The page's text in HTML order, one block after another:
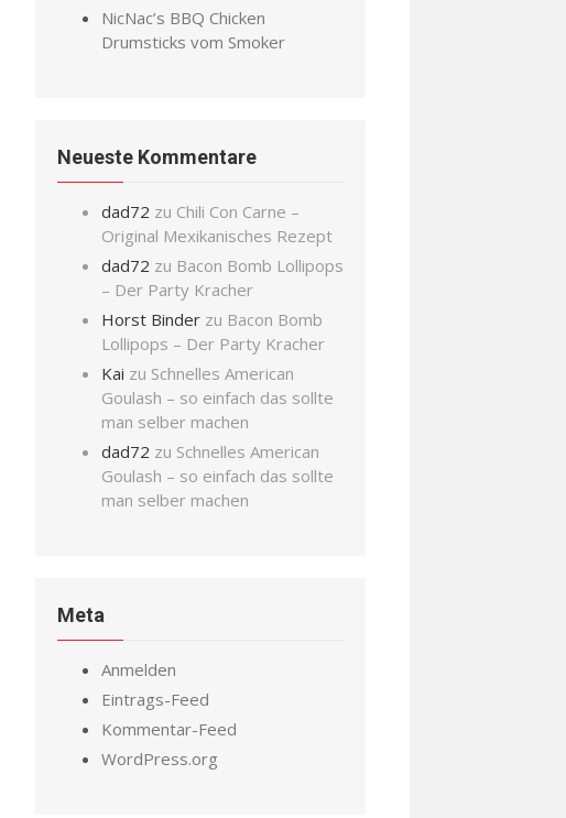
NicNac’s BBQ Chicken
Drumsticks vom Smoker
Neueste Kommentare
dad72 zu Chili Con Carne –
Original Mexikanisches Rezept
dad72 zu Bacon Bomb Lollipops
– Der Party Kracher
Horst Binder zu Bacon Bomb
Lollipops – Der Party Kracher
Kai zu Schnelles American
Goulash – so einfach das sollte
man selber machen
dad72 zu Schnelles American
Goulash – so einfach das sollte
man selber machen
Meta
Anmelden
Eintrags-Feed
Kommentar-Feed
WordPress.org